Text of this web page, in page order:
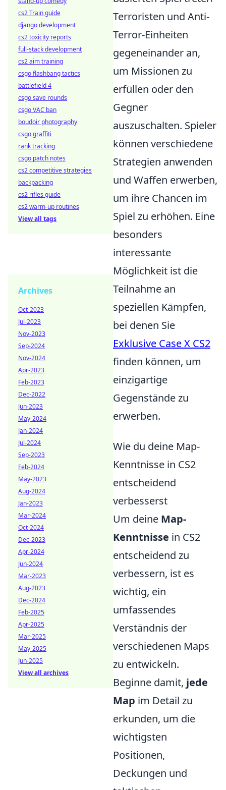
Terroristen und Anti-
Terror-Einheiten
gegeneinander an,
um Missionen zu
erfüllen oder den
Gegner
auszuschalten. Spieler
können verschiedene
Strategien anwenden
und Waffen erwerben,
um ihre Chancen im
Spiel zu erhöhen. Eine
besonders
interessante
Möglichkeit ist die
Teilnahme an
speziellen Kämpfen,
bei denen Sie
Exklusive Case X CS2
finden können, um
einzigartige
Gegenstände zu
erwerben.
Wie du deine Map-
Kenntnisse in CS2
entscheidend
verbesserst
Um deine Map-
Kenntnisse in CS2
entscheidend zu
verbessern, ist es
wichtig, ein
umfassendes
Verständnis der
verschiedenen Maps
zu entwickeln.
Beginne damit, jede
Map im Detail zu
erkunden, um die
wichtigsten
Positionen,
Deckungen und
cs2 Train guide
django development
cs2 toxicity reports
full-stack development
cs2 aim training
csgo flashbang tactics
battlefield 4
csgo save rounds
csgo VAC ban
boudoir photography
csgo graffiti
rank tracking
csgo patch notes
cs2 competitive strategies
backpacking
cs2 rifles guide
cs2 warm-up routines
View all tags
Archives
Oct-2023
Jul-2023
Nov-2023
Sep-2024
Nov-2024
Apr-2023
Feb-2023
Dec-2022
Jun-2023
May-2024
Jan-2024
Jul-2024
Sep-2023
Feb-2024
May-2023
Aug-2024
Jan-2023
Mar-2024
Oct-2024
Dec-2023
Apr-2024
Jun-2024
Mar-2023
Aug-2023
Dec-2024
Feb-2025
Apr-2025
Mar-2025
May-2025
Jun-2025
View all archives